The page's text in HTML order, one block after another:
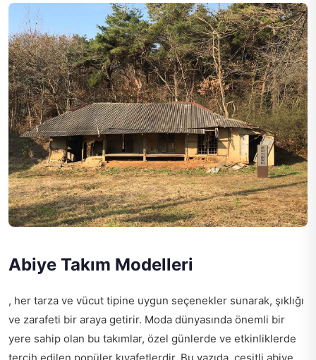
Abiye Takım Modelleri
, her tarza ve vücut tipine uygun seçenekler sunarak, şıklığı
ve zarafeti bir araya getirir. Moda dünyasında önemli bir
yere sahip olan bu takımlar, özel günlerde ve etkinliklerde
tercih edilen popüler kıyafetlerdir. Bu yazıda, çeşitli abiye